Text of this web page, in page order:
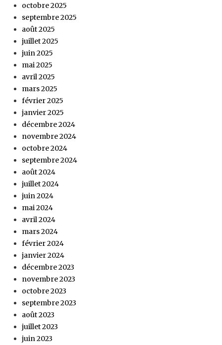
octobre 2025
septembre 2025
août 2025
juillet 2025
juin 2025
mai 2025
avril 2025
mars 2025
février 2025
janvier 2025
décembre 2024
novembre 2024
octobre 2024
septembre 2024
août 2024
juillet 2024
juin 2024
mai 2024
avril 2024
mars 2024
février 2024
janvier 2024
décembre 2023
novembre 2023
octobre 2023
septembre 2023
août 2023
juillet 2023
juin 2023